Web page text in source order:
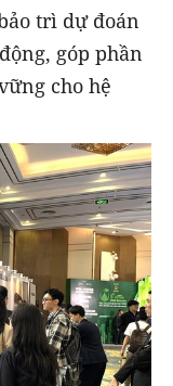
trì dự đoán
góp phần
cho hệ